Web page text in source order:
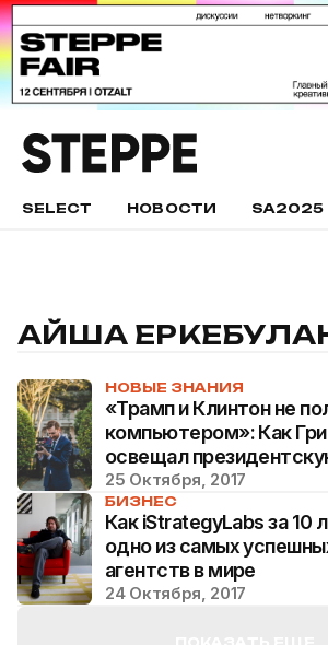
SELECT НОВОСТИ SA2025
АЙША
НОВЫЕ ЗНАНИЯ
«Трамп и Клинтон не
компьютером»: Как
освещал
25 Октября, 2017
БИЗНЕС
Как iStrategyLabs за 10
одно из самых
агентств в мире
24 Октября, 2017